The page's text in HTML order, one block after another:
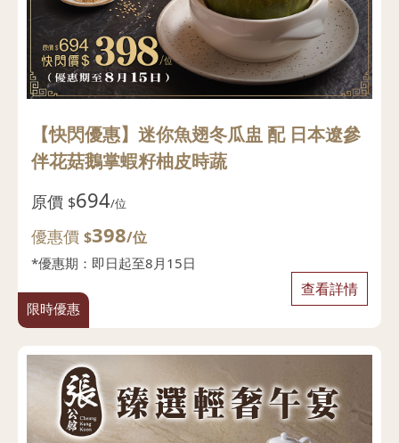
限時優惠
【快閃優惠】迷你魚翅冬瓜盅 配 日本遼參
伴花菇鵝掌蝦籽柚皮時蔬
原價 $694/位
優惠價 $398/位
*優惠期：即日起至8月15日
查看詳情